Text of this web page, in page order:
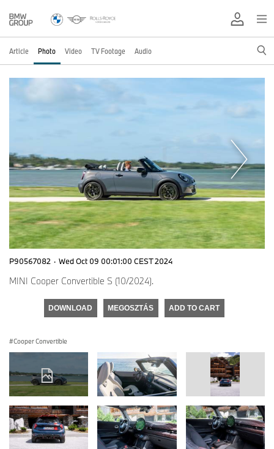
Article Photo Video TV Footage Audio
P90567082 · Wed Oct 09 00:01:00 CEST 2024
MINI Cooper Convertible S (10/2024).
DOWNLOAD MEGOSZTÁS ADD TO CART
Cooper Convertible